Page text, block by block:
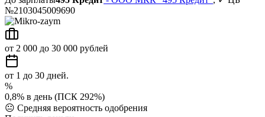
№2103045009690
от 2 000 до 30 000 рублей
от 1 до 30 дней.
%
0,8% в день (ПСК 292%)
😐 Средняя вероятность одобрения